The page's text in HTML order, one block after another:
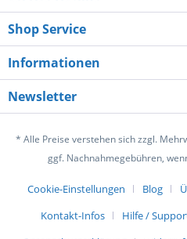
Shop Service
Informationen
Newsletter
* Alle Preise verstehen sich zzgl.
ggf. Nachnahmegebühren,
Cookie-Einstellungen Blog
Kontakt-Infos
Hilfe /